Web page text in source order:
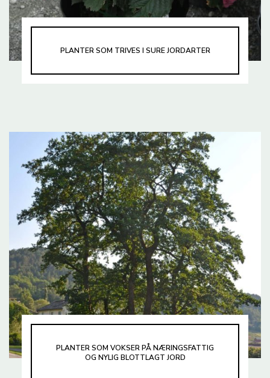
PLANTER SOM TRIVES I SURE JORDARTER
PLANTER SOM VOKSER PÅ NÆRINGSFATTIG
OG NYLIG BLOTTLAGT JORD